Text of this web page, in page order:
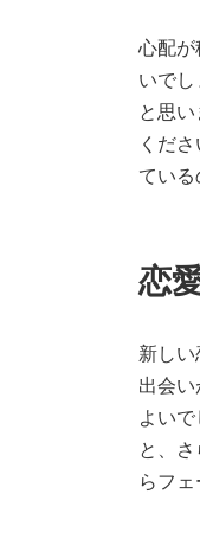
心配が
いで
と思
くだ
ている
恋
新し
出会
よい
と、
らフ